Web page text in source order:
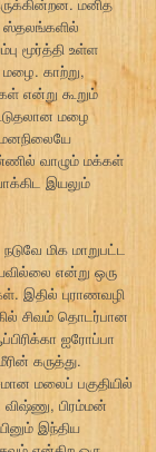
ஸ்தலங்களில்
மூர்த்தி உள்ள
காற்று,
என்று கூறும்
மழை
வாழும் மக்கள்
இயலும்
மிக மாறுபட்ட
என்று ஒரு
இதில் புராணவழி
சிவம் தொடர்பான
ஐரோப்பா
கருத்து.
மலைப் பகுதியில்
பிரம்மன்
இந்திய